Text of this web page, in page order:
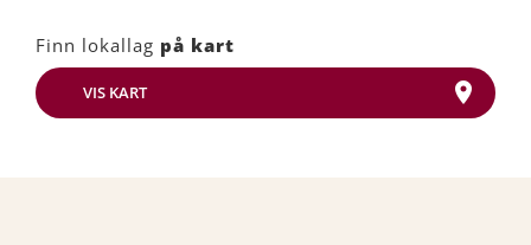
Finn lokallag på kart
VIS KART